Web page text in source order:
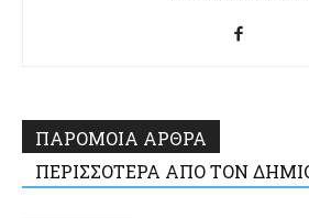
ΠΑΡΟΜΟΙΑ ΑΡΘΡΑ
ΠΕΡΙΣΣΟΤΕΡΑ ΑΠΟ ΤΟΝ